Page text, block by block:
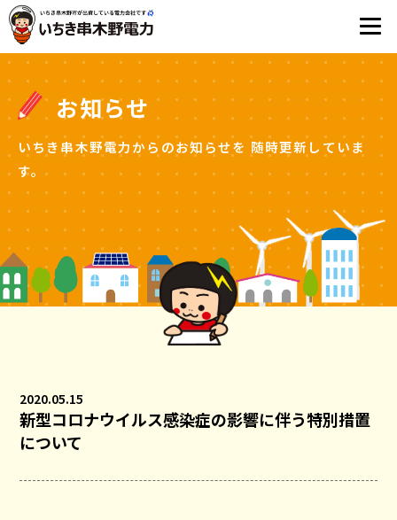
お知らせ
いちき串木野電力からのお知らせを 随時更新していま
す。
2020.05.15
新型コロナウイルス感染症の影響に伴う特別措置
について